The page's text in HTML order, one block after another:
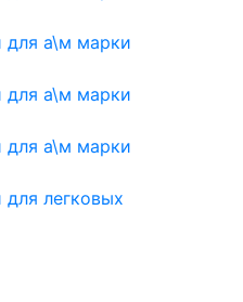
для а\м марки
для а\м марки
для а\м марки
для легковых